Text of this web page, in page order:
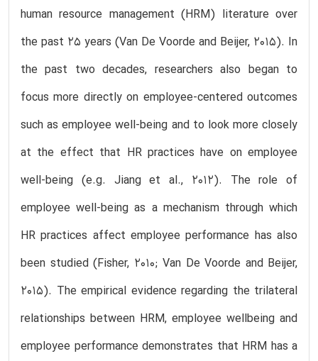
human resource management (HRM) literature over
the past 25 years (Van De Voorde and Beijer, 2015). In
the past two decades, researchers also began to
focus more directly on employee-centered outcomes
such as employee well-being and to look more closely
at the effect that HR practices have on employee
well-being (e.g. Jiang et al., 2012). The role of
employee well-being as a mechanism through which
HR practices affect employee performance has also
been studied (Fisher, 2010; Van De Voorde and Beijer,
2015). The empirical evidence regarding the trilateral
relationships between HRM, employee wellbeing and
employee performance demonstrates that HRM has a